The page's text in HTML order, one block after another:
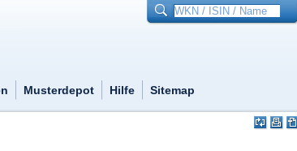
Musterdepot Hilfe Sitemap